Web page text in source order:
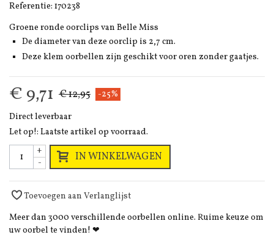
Referentie: 170238
Groene ronde oorclips van Belle Miss
De diameter van deze oorclip is 2,7 cm.
Deze klem oorbellen zijn geschikt voor oren zonder gaatjes.
€ 9,71 € 12,95
-25%
Direct leverbaar
Let op!: Laatste artikel op voorraad.
-
+ IN WINKELWAGEN
Toevoegen aan Verlanglijst
Meer dan 3000 verschillende oorbellen online. Ruime keuze om
uw oorbel te vinden! ❤